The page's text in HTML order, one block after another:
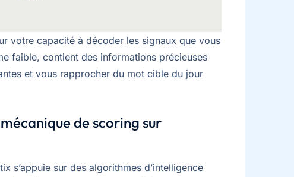
votre capacité à décoder les signaux que vous
faible, contient des informations précieuses
et vous rapprocher du mot cible du jour
de scoring sur
s’appuie sur des algorithmes d’intelligence